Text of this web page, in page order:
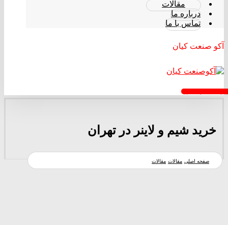
مقالات
درباره ما
تماس با ما
آکو صنعت کیان
خرید شیم و لاینر در تهران
صفحه اصلی مقالات مقالات